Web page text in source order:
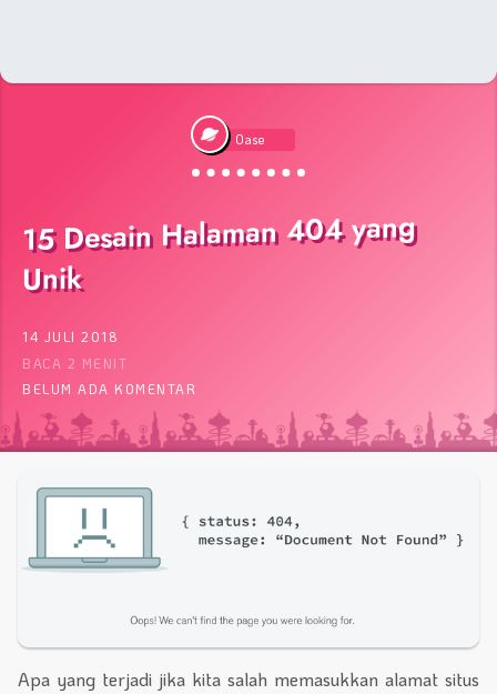
Oase
15 Desain Halaman 404 yang
Unik
14 JULI 2018
BACA 2 MENIT
BELUM ADA KOMENTAR
Apa yang terjadi jika kita salah memasukkan alamat situs